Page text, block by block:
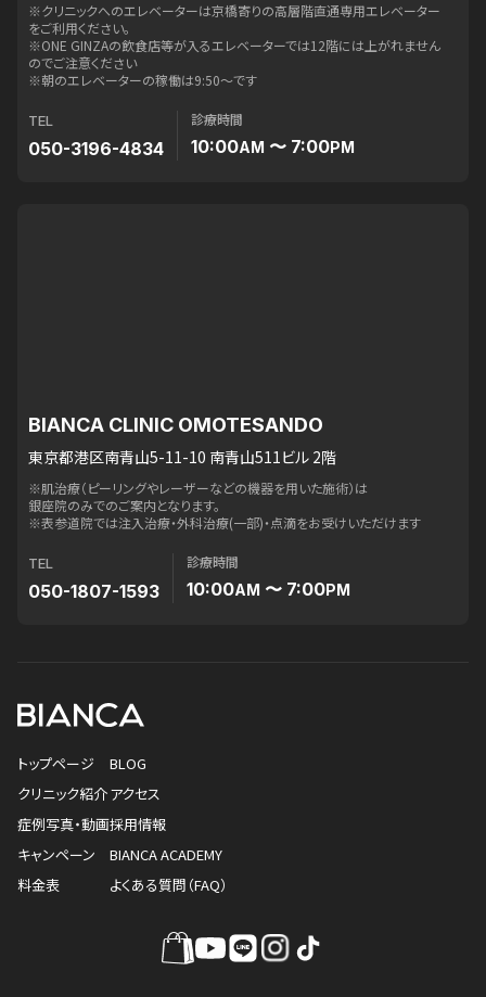
※クリニックへのエレベーターは京橋寄りの高層階直通専用エレベーター
をご利用ください。
※ONE GINZAの飲食店等が入るエレベーターでは12階には上がれません
のでご注意ください
※朝のエレベーターの稼働は9:50〜です
TEL
050-3196-4834
診療時間
10:00AM 〜 7:00PM
BIANCA CLINIC OMOTESANDO
東京都港区南青山5-11-10 南青山511ビル 2階
※肌治療（ピーリングやレーザーなどの機器を用いた施術）は
銀座院のみでのご案内となります。
※表参道院では注入治療・外科治療(一部)・点滴をお受けいただけます
TEL
050-1807-1593
診療時間
10:00AM 〜 7:00PM
トップページ
クリニック紹介
症例写真・動画
キャンペーン
料金表
BLOG
アクセス
採用情報
BIANCA ACADEMY
よくある質問（FAQ）